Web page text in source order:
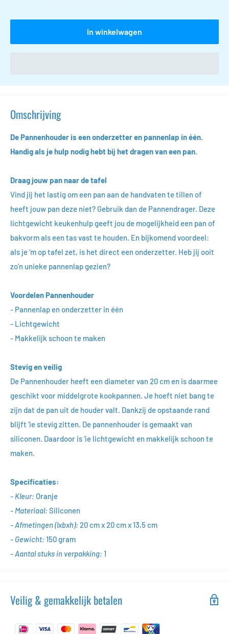
In winkelwagen
Omschrijving
De Pannenhouder is een onderzetter en pannenlap in één.
Handig als je hulp nodig hebt bij het dragen van een pan.
Draag jouw pan naar de tafel
Vind jij het lastig om een pan aan de handvaten te tillen of
heeft jouw pan deze niet? Gebruik dan de Pannendrager. Deze
lichtgewicht keukenhulp geeft jou de mogelijkheid een pan of
bakvorm als een tas vast te houden. En bijkomend voordeel:
als je ‘m op tafel zet, is het direct een onderzetter. Heb jij ooit
zo’n unieke pannenlap gezien?
Voordelen Pannenhouder
- Pannenlap en onderzetter in één
- Lichtgewicht
- Makkelijk schoon te maken
Stevig en veilig
De Pannenhouder heeft een diameter van 20 cm en is daarmee
geschikt voor middelgrote kookpannen. Je hoeft niet bang te
zijn dat de pan uit de houder valt. Dankzij de opstaande rand
blijft ‘ie stevig zitten. De pannenhouder is gemaakt van
siliconen. Daardoor is ‘ie lichtgewicht en makkelijk schoon te
maken.
Specificaties:
- Kleur: Oranje
- Materiaal: Siliconen
- Afmetingen (lxbxh): 20 cm x 20 cm x 13,5 cm
- Gewicht: 150 gram
- Aantal stuks in verpakking: 1
Veilig & gemakkelijk betalen